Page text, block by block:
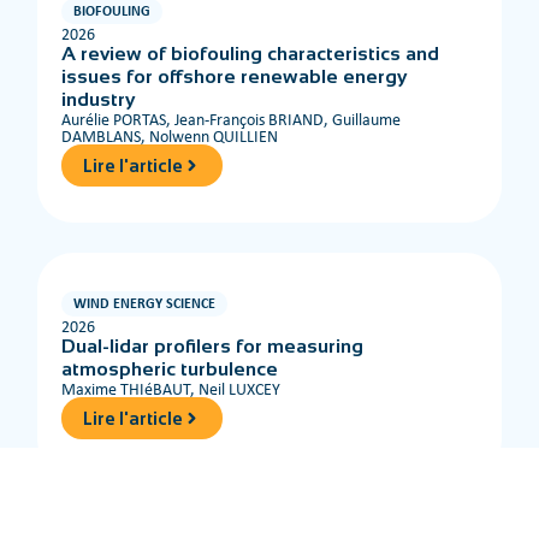
BIOFOULING
2026
A review of biofouling characteristics and
issues for offshore renewable energy
industry
Aurélie PORTAS, Jean-François BRIAND, Guillaume
DAMBLANS, Nolwenn QUILLIEN
Lire l'article
WIND ENERGY SCIENCE
2026
Dual-lidar profilers for measuring
atmospheric turbulence
Maxime THIéBAUT, Neil LUXCEY
Lire l'article